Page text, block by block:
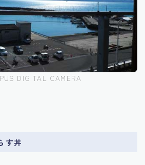
DIGITAL CAMERA
す丼